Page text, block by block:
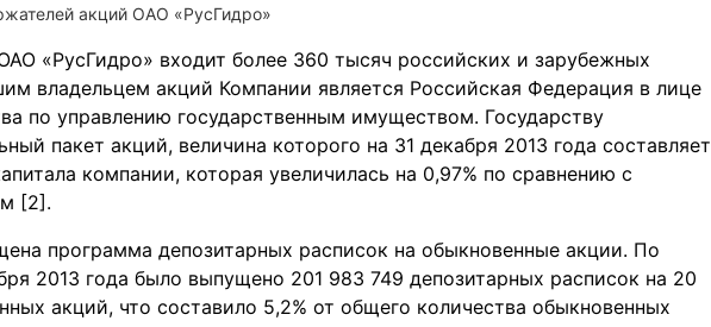
акций ОАО «РусГидро»
«РусГидро» входит более 360 тысяч российских и зарубежных
владельцем акций Компании является Российская Федерация в лице
по управлению государственным имуществом. Государству
пакет акций, величина которого на 31 декабря 2013 года составляет
компании, которая увеличилась на 0,97% по сравнению с
[2].
программа депозитарных расписок на обыкновенные акции. По
2013 года было выпущено 201 983 749 депозитарных расписок на 20
акций, что составило 5,2% от общего количества обыкновенных